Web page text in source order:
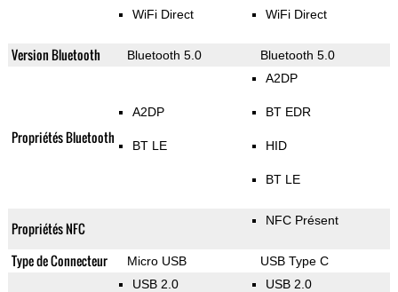
WiFi Direct WiFi Direct
Version Bluetooth Bluetooth 5.0 Bluetooth 5.0
Propriétés Bluetooth
A2DP
BT LE
A2DP
BT EDR
HID
BT LE
Propriétés NFC NFC Présent
Type de Connecteur Micro USB USB Type C
USB 2.0 USB 2.0